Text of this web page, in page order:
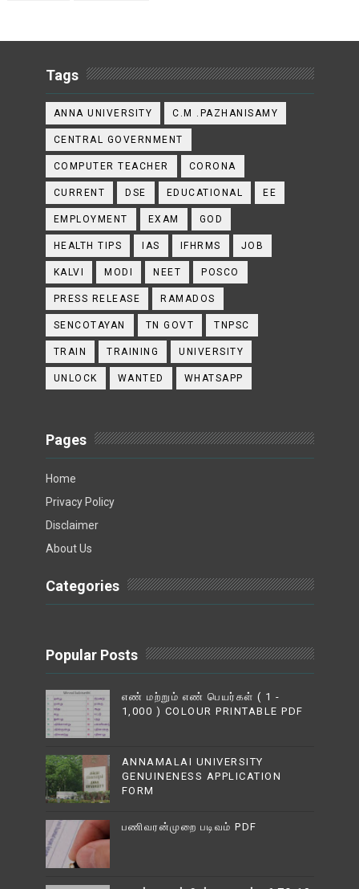
Tags
ANNA UNIVERSITY C.M .PAZHANISAMY
CENTRAL GOVERNMENT
COMPUTER TEACHER CORONA
CURRENT DSE EDUCATIONAL EE
EMPLOYMENT EXAM GOD
HEALTH TIPS IAS IFHRMS JOB
KALVI MODI NEET POSCO
PRESS RELEASE RAMADOS
SENCOTAYAN TN GOVT TNPSC
TRAIN TRAINING UNIVERSITY
UNLOCK WANTED WHATSAPP
Pages
Home
Privacy Policy
Disclaimer
About Us
Categories
Popular Posts
எண் மற்றும் எண் பெயர்கள் ( 1 -
1,000 ) COLOUR PRINTABLE PDF
ANNAMALAI UNIVERSITY
GENUINENESS APPLICATION
FORM
பணிவரன்முறை படிவம் PDF